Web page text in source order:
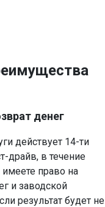
денег
действует 14-ти
драйв, в течение
право на
и заводской
результат будет не